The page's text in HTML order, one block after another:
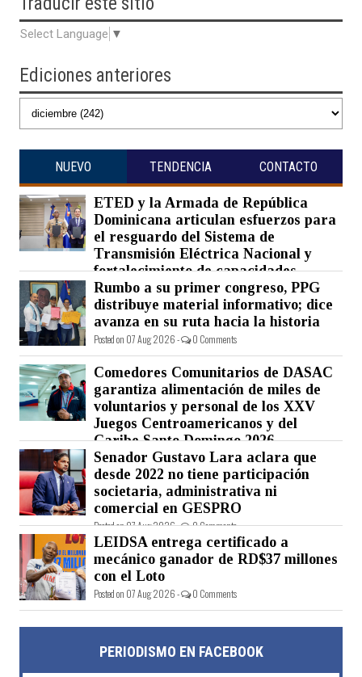
Select Language ▼
Ediciones anteriores
NUEVO TENDENCIA CONTACTO
ETED y la Armada de República
Dominicana articulan esfuerzos para
el resguardo del Sistema de
Transmisión Eléctrica Nacional y
fortalecimiento de capacidades.
Posted on 07 Aug 2026 - 0 Comments
Rumbo a su primer congreso, PPG
distribuye material informativo; dice
avanza en su ruta hacia la historia
Posted on 07 Aug 2026 - 0 Comments
Comedores Comunitarios de DASAC
garantiza alimentación de miles de
voluntarios y personal de los XXV
Juegos Centroamericanos y del
Caribe Santo Domingo 2026
Posted on 07 Aug 2026 - 0 Comments
Senador Gustavo Lara aclara que
desde 2022 no tiene participación
societaria, administrativa ni
comercial en GESPRO
Posted on 07 Aug 2026 - 0 Comments
LEIDSA entrega certificado a
mecánico ganador de RD$37 millones
con el Loto
Posted on 07 Aug 2026 - 0 Comments
PERIODISMO EN FACEBOOK